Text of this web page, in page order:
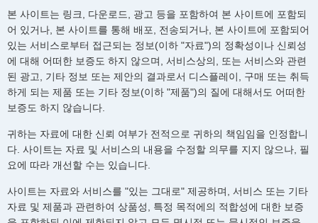
본 사이트는 링크, 다운로드, 광고 등을 포함하여 본 사이트에 포함되
어 있거나, 본 사이트를 통해 배포, 전송되거나, 본 사이트에 포함되어
있는 서비스로부터 접근되는 정보(이하 "자료")의 정확성이나 신뢰성
에 대해 어떠한 보증도 하지 않으며, 서비스상의, 또는 서비스와 관련
된 광고, 기타 정보 또는 제안의 결과로서 디스플레이, 구매 또는 취득
하게 되는 제품 또는 기타 정보(이하 "제품")의 질에 대해서도 어떠한
보증도 하지 않습니다.
귀하는 자료에 대한 신뢰 여부가 전적으로 귀하의 책임임을 인정합니
다. 사이트는 자료 및 서비스의 내용을 수정할 의무를 지지 않으나, 필
요에 따라 개선할 수는 있습니다.
사이트는 자료와 서비스를 "있는 그대로" 제공하며, 서비스 또는 기타
자료 및 제품과 관련하여 상품성, 특정 목적에의 적합성에 대한 보증